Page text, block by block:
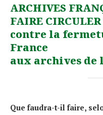
ARCHIVES
FAIRE
contre la
France
aux archives de
Que faudra-t-il faire,